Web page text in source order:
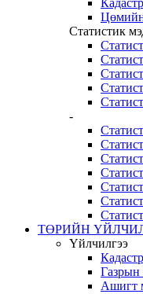
Цөмийн
Статистик
-
ТӨРИЙН
Үйлчилгээ
Газрын
Ашигт